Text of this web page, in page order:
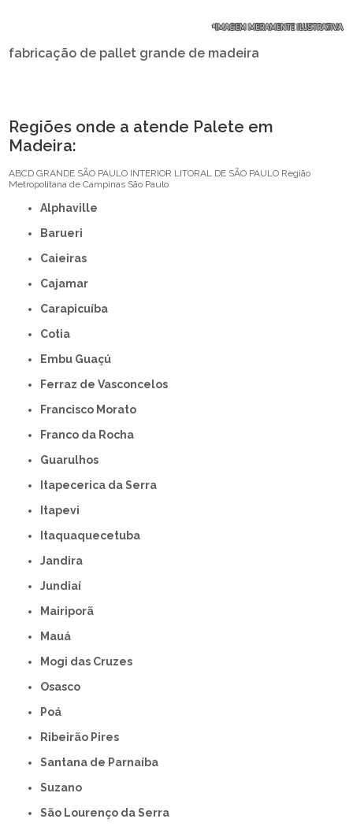
fabricação de pallet grande de madeira
Regiões onde a atende Palete em
Madeira:
ABCD GRANDE SÃO PAULO INTERIOR LITORAL DE SÃO PAULO Região
Metropolitana de Campinas São Paulo
Alphaville
Barueri
Caieiras
Cajamar
Carapicuíba
Cotia
Embu Guaçú
Ferraz de Vasconcelos
Francisco Morato
Franco da Rocha
Guarulhos
Itapecerica da Serra
Itapevi
Itaquaquecetuba
Jandira
Jundiaí
Mairiporã
Mauá
Mogi das Cruzes
Osasco
Poá
Ribeirão Pires
Santana de Parnaíba
Suzano
São Lourenço da Serra